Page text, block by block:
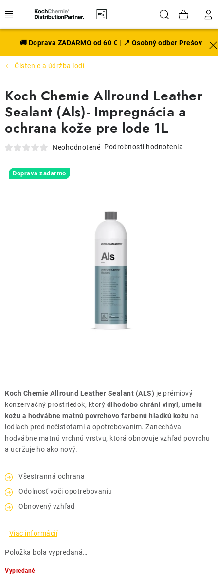
na
Hľadať
EXTERIÉR
DISKY A PNEU
INTERIÉR
PRÍSLUŠENSTVO
VÔNE DO AUTA
VÝHODNÉ SADY
🚚 Doprava ZADARMO od 60 € | 📍 Osobný odber Prešov
Čistenie a údržba lodí
Koch Chemie Allround Leather Sealant (ALS) je prémiový
konzervačný prostriedok, ktorý dlhodobo chráni vinyl, umelú
kožu a hodvábne matnú povrchovo farbenú hladkú kožu na
lodiach pred nečistotami a opotrebovaním. Zanecháva
hodvábne matnú vrchnú vrstvu, ktorá obnovuje vzhľad povrchu
a udržuje ho ako nový.
Všestranná ochrana
Odolnosť voči opotrebovaniu
Obnovený vzhľad
Viac informácií
Položka bola vypredaná…
Vypredané
Koch Chemie Allround Leather
Sealant (Als)- Impregnácia a
ochrana kože pre lode 1L
Neohodnotené Podrobnosti hodnotenia
Doprava zadarmo